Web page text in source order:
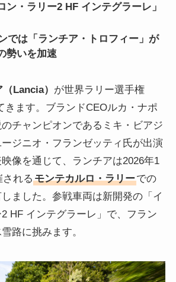
ン・ラリー2 HF インテグラーレ」
では「ランチア・トロフィー」が
勢いを加速
Lancia） が世界ラリー選手権
きます。ブランドCEOルカ・ナポ
チャンピオンであるミキ・ビアジ
ジニオ・フランゼッティ氏が出演
像を通じて、ランチアは2026年1
される モンテカルロ・ラリーでの
ました。参戦車両は新開発の「イ
HF インテグラーレ」で、フラン
路に挑みます。